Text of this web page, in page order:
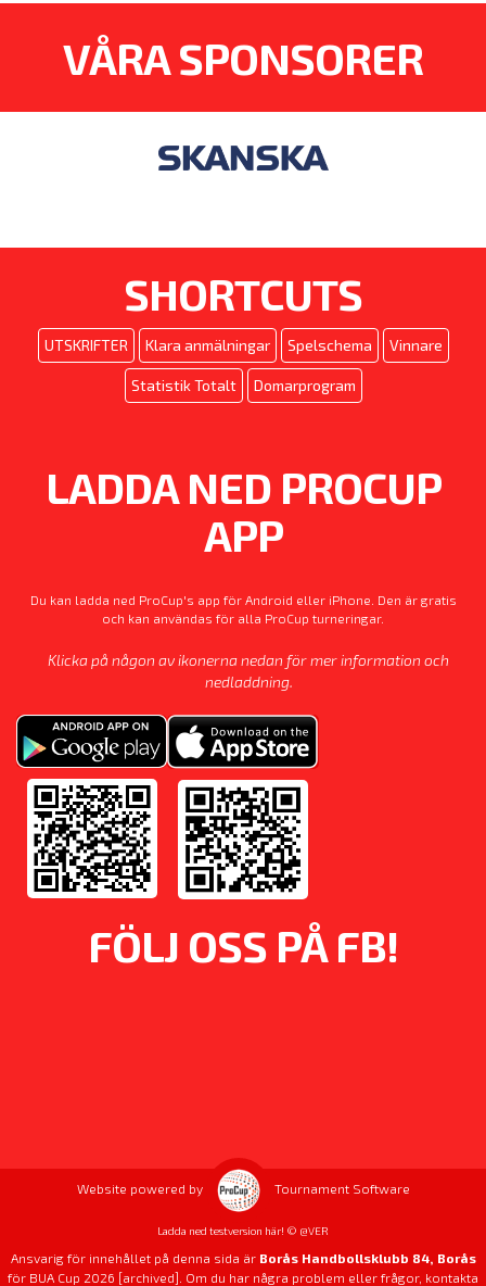
VÅRA SPONSORER
SHORTCUTS
UTSKRIFTER Klara anmälningar Spelschema Vinnare
Statistik Totalt Domarprogram
LADDA NED PROCUP
APP
Du kan ladda ned ProCup's app för Android eller iPhone. Den är gratis
och kan användas för alla ProCup turneringar.
Klicka på någon av ikonerna nedan för mer information och
nedladdning.
FÖLJ OSS PÅ FB!
Website powered by Tournament Software
Ladda ned testversion här! © @VER
Ansvarig för innehållet på denna sida är Borås Handbollsklubb 84, Borås
för BUA Cup 2026 [archived]. Om du har några problem eller frågor, kontakta